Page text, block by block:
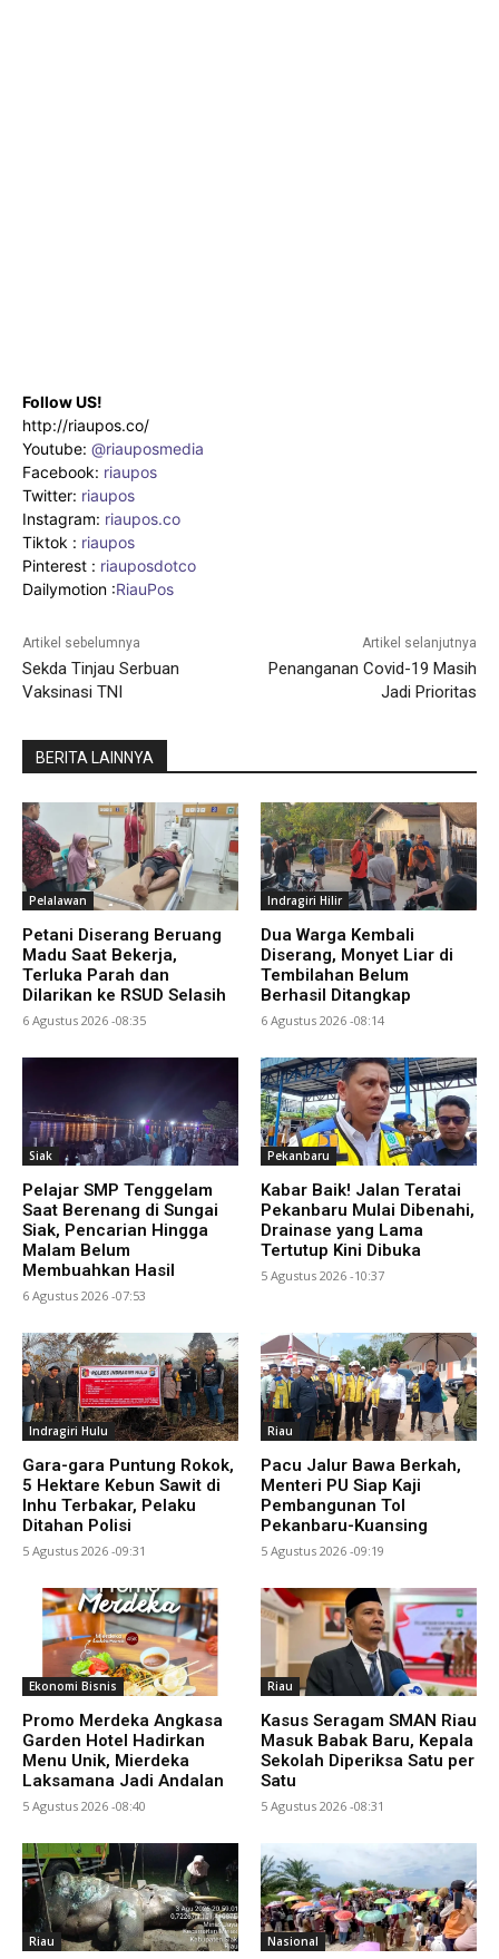
Follow US!
http://riaupos.co/
Youtube: @riauposmedia
Facebook: riaupos
Twitter: riaupos
Instagram: riaupos.co
Tiktok : riaupos
Pinterest : riauposdotco
Dailymotion :RiauPos
Artikel sebelumnya
Sekda Tinjau Serbuan
Vaksinasi TNI
Artikel selanjutnya
Penanganan Covid-19 Masih
Jadi Prioritas
BERITA LAINNYA
Pelalawan
Petani Diserang Beruang
Madu Saat Bekerja,
Terluka Parah dan
Dilarikan ke RSUD Selasih
6 Agustus 2026 -08:35
Indragiri Hilir
Dua Warga Kembali
Diserang, Monyet Liar di
Tembilahan Belum
Berhasil Ditangkap
6 Agustus 2026 -08:14
Siak
Pelajar SMP Tenggelam
Saat Berenang di Sungai
Siak, Pencarian Hingga
Malam Belum
Membuahkan Hasil
6 Agustus 2026 -07:53
Pekanbaru
Kabar Baik! Jalan Teratai
Pekanbaru Mulai Dibenahi,
Drainase yang Lama
Tertutup Kini Dibuka
5 Agustus 2026 -10:37
Indragiri Hulu
Gara-gara Puntung Rokok,
5 Hektare Kebun Sawit di
Inhu Terbakar, Pelaku
Ditahan Polisi
5 Agustus 2026 -09:31
Riau
Pacu Jalur Bawa Berkah,
Menteri PU Siap Kaji
Pembangunan Tol
Pekanbaru-Kuansing
5 Agustus 2026 -09:19
Ekonomi Bisnis
Promo Merdeka Angkasa
Garden Hotel Hadirkan
Menu Unik, Mierdeka
Laksamana Jadi Andalan
5 Agustus 2026 -08:40
Riau
Kasus Seragam SMAN Riau
Masuk Babak Baru, Kepala
Sekolah Diperiksa Satu per
Satu
5 Agustus 2026 -08:31
Riau Nasional